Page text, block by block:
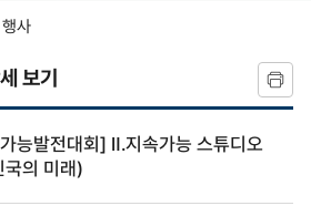
사
보기
능발전대회] Ⅱ.지속가능 스튜디오
국의 미래)